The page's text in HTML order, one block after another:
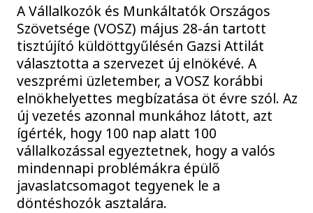
A Vállalkozók és Munkáltatók Országos
Szövetsége (VOSZ) május 28-án tartott
tisztújító küldöttgyűlésén Gazsi Attilát
választotta a szervezet új elnökévé. A
veszprémi üzletember, a VOSZ korábbi
elnökhelyettes megbízatása öt évre szól. Az
új vezetés azonnal munkához látott, azt
ígérték, hogy 100 nap alatt 100
vállalkozással egyeztetnek, hogy a valós
mindennapi problémákra épülő
javaslatcsomagot tegyenek le a
döntéshozók asztalára.